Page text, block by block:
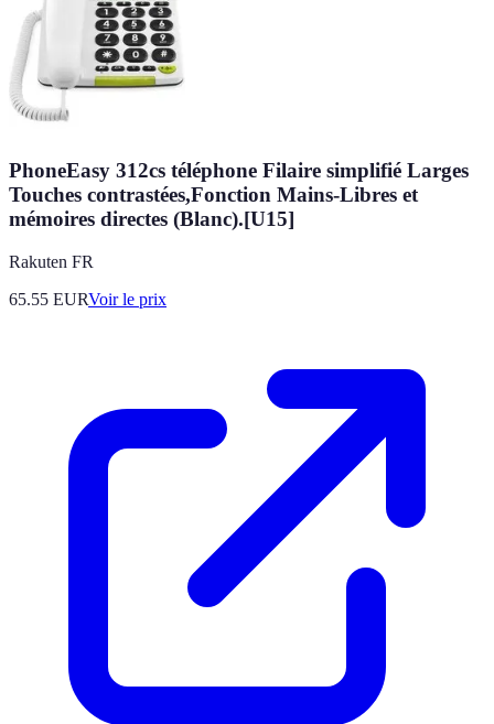
PhoneEasy 312cs téléphone Filaire simplifié Larges
Touches contrastées,Fonction Mains-Libres et
mémoires directes (Blanc).[U15]
Rakuten FR
65.55 EURVoir le prix